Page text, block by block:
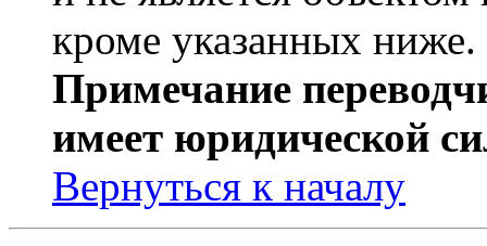
кроме указанных ниже.
Примечание
имеет юридической
Вернуться к началу